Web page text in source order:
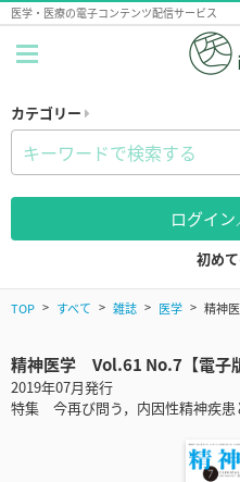
医学・医療の電子コンテンツ配信サービス
カテゴリー
ログイ
初め
TOP すべて 雑誌 医学 精神
精神医学 Vol.61 No.7【電子
2019年07月発行
特集 今再び問う，内因性精神疾患